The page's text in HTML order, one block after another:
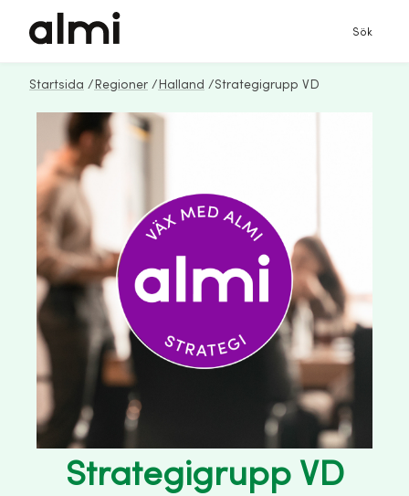
Sök
Startsida / Regioner / Halland /Strategigrupp VD
Strategigrupp VD